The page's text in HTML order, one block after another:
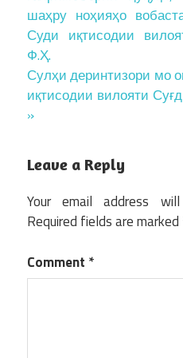
navigation
шаҳру ноҳияҳо
Суди иқтисодии
Ф.Ҳ.
Сулҳи деринтизори мо
иқтисодии вилояти
»
Leave a Reply
Your email address
Required fields are marked
Comment *